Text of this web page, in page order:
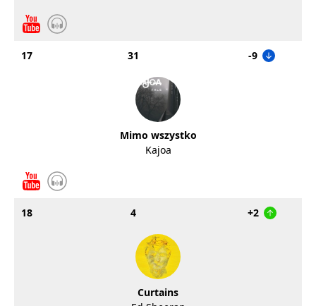
17 31 -9
Mimo wszystko
Kajoa
18 4 +2
Curtains